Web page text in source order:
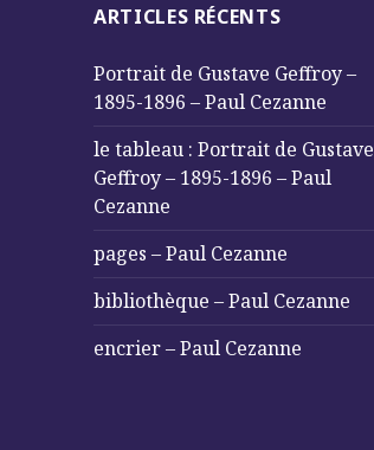
ARTICLES RÉCENTS
Portrait de Gustave Geffroy –
1895-1896 – Paul Cezanne
le tableau : Portrait de Gustave
Geffroy – 1895-1896 – Paul
Cezanne
pages – Paul Cezanne
bibliothèque – Paul Cezanne
encrier – Paul Cezanne